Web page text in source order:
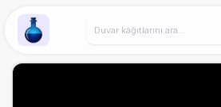
Wallpaper Alchemy